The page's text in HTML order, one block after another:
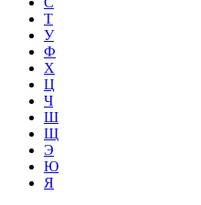
Т
У
Ф
Х
Ц
Ч
Ш
Щ
Э
Ю
Я